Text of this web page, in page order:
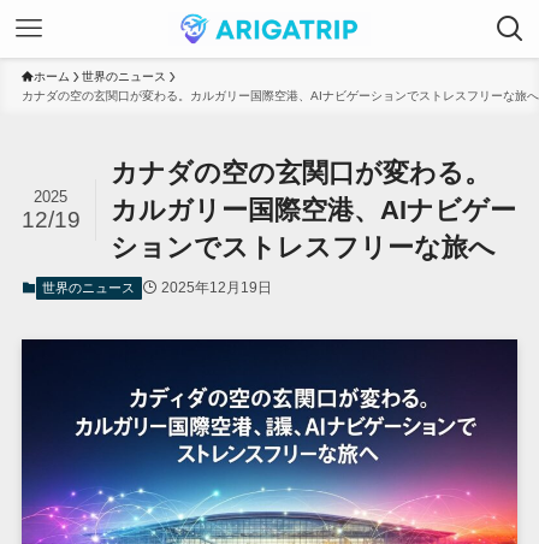
ホーム
世界のニュース
カナダの空の玄関口が変わる。カルガリー国際空港、AIナビゲーションでストレスフリーな旅へ
カナダの空の玄関口が変わる。
カルガリー国際空港、AIナビゲー
ションでストレスフリーな旅へ
2025
12/19
世界のニュース 2025年12月19日